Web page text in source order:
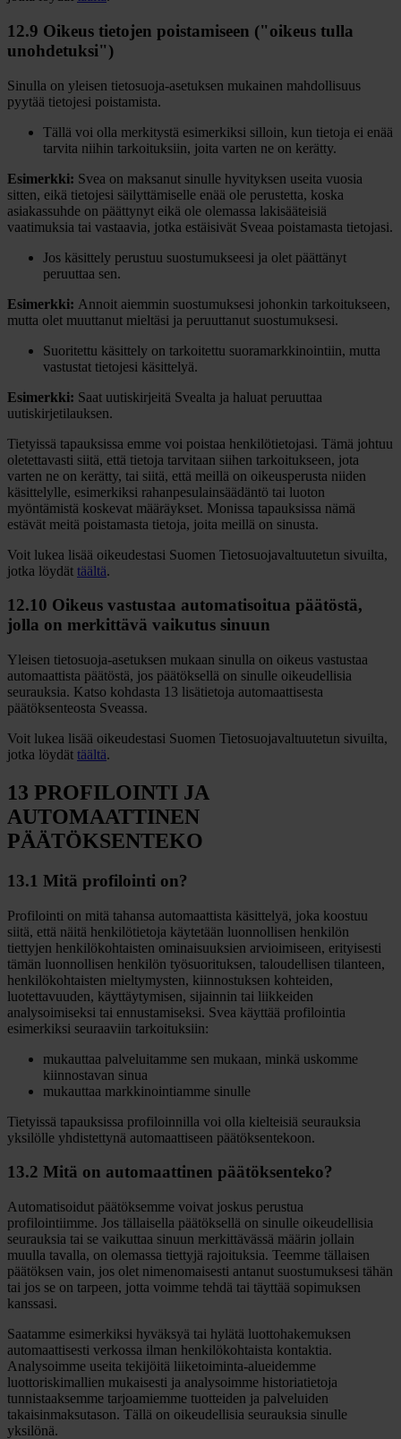
12.9 Oikeus tietojen poistamiseen ("oikeus tulla
unohdetuksi")
Sinulla on yleisen tietosuoja-asetuksen mukainen mahdollisuus
pyytää tietojesi poistamista.
Tällä voi olla merkitystä esimerkiksi silloin, kun tietoja ei enää
tarvita niihin tarkoituksiin, joita varten ne on kerätty.
Esimerkki: Svea on maksanut sinulle hyvityksen useita vuosia
sitten, eikä tietojesi säilyttämiselle enää ole perustetta, koska
asiakassuhde on päättynyt eikä ole olemassa lakisääteisiä
vaatimuksia tai vastaavia, jotka estäisivät Sveaa poistamasta tietojasi.
Jos käsittely perustuu suostumukseesi ja olet päättänyt
peruuttaa sen.
Esimerkki: Annoit aiemmin suostumuksesi johonkin tarkoitukseen,
mutta olet muuttanut mieltäsi ja peruuttanut suostumuksesi.
Suoritettu käsittely on tarkoitettu suoramarkkinointiin, mutta
vastustat tietojesi käsittelyä.
Esimerkki: Saat uutiskirjeitä Svealta ja haluat peruuttaa
uutiskirjetilauksen.
Tietyissä tapauksissa emme voi poistaa henkilötietojasi. Tämä johtuu
oletettavasti siitä, että tietoja tarvitaan siihen tarkoitukseen, jota
varten ne on kerätty, tai siitä, että meillä on oikeusperusta niiden
käsittelylle, esimerkiksi rahanpesulainsäädäntö tai luoton
myöntämistä koskevat määräykset. Monissa tapauksissa nämä
estävät meitä poistamasta tietoja, joita meillä on sinusta.
Voit lukea lisää oikeudestasi Suomen Tietosuojavaltuutetun sivuilta,
jotka löydät täältä.
12.10 Oikeus vastustaa automatisoitua päätöstä,
jolla on merkittävä vaikutus sinuun
Yleisen tietosuoja-asetuksen mukaan sinulla on oikeus vastustaa
automaattista päätöstä, jos päätöksellä on sinulle oikeudellisia
seurauksia. Katso kohdasta 13 lisätietoja automaattisesta
päätöksenteosta Sveassa.
Voit lukea lisää oikeudestasi Suomen Tietosuojavaltuutetun sivuilta,
jotka löydät täältä.
13 PROFILOINTI JA
AUTOMAATTINEN
PÄÄTÖKSENTEKO
13.1 Mitä profilointi on?
Profilointi on mitä tahansa automaattista käsittelyä, joka koostuu
siitä, että näitä henkilötietoja käytetään luonnollisen henkilön
tiettyjen henkilökohtaisten ominaisuuksien arvioimiseen, erityisesti
tämän luonnollisen henkilön työsuorituksen, taloudellisen tilanteen,
henkilökohtaisten mieltymysten, kiinnostuksen kohteiden,
luotettavuuden, käyttäytymisen, sijainnin tai liikkeiden
analysoimiseksi tai ennustamiseksi. Svea käyttää profilointia
esimerkiksi seuraaviin tarkoituksiin:
mukauttaa palveluitamme sen mukaan, minkä uskomme
kiinnostavan sinua
mukauttaa markkinointiamme sinulle
Tietyissä tapauksissa profiloinnilla voi olla kielteisiä seurauksia
yksilölle yhdistettynä automaattiseen päätöksentekoon.
13.2 Mitä on automaattinen päätöksenteko?
Automatisoidut päätöksemme voivat joskus perustua
profilointiimme. Jos tällaisella päätöksellä on sinulle oikeudellisia
seurauksia tai se vaikuttaa sinuun merkittävässä määrin jollain
muulla tavalla, on olemassa tiettyjä rajoituksia. Teemme tällaisen
päätöksen vain, jos olet nimenomaisesti antanut suostumuksesi tähän
tai jos se on tarpeen, jotta voimme tehdä tai täyttää sopimuksen
kanssasi.
Saatamme esimerkiksi hyväksyä tai hylätä luottohakemuksen
automaattisesti verkossa ilman henkilökohtaista kontaktia.
Analysoimme useita tekijöitä liiketoiminta-alueidemme
luottoriskimallien mukaisesti ja analysoimme historiatietoja
tunnistaaksemme tarjoamiemme tuotteiden ja palveluiden
takaisinmaksutason. Tällä on oikeudellisia seurauksia sinulle
yksilönä.